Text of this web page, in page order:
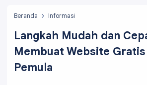
Beranda Informasi
Langkah Mudah dan
Membuat Website Gratis
Pemula